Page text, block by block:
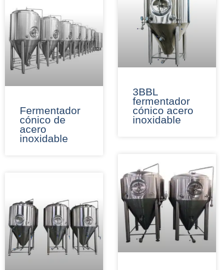
Fermentador
cónico de
acero
inoxidable
3BBL
fermentador
cónico acero
inoxidable